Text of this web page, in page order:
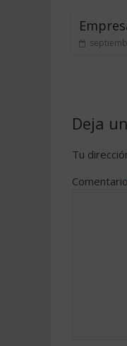
Deja
Tu
Comentario